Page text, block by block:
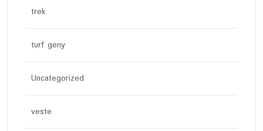
trek
turf geny
Uncategorized
veste